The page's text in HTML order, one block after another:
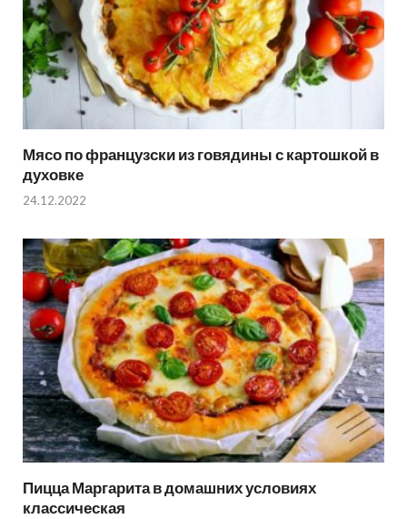
Мясо по французски из говядины с картошкой в
духовке
24.12.2022
Пицца Маргарита в домашних условиях
классическая